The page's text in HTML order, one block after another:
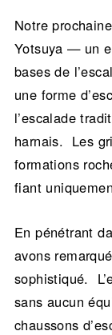
Notre
Yotsuya — un
bases de
une forme
l’escalade
harnais. Les
formations
fiant
En pénétrant
avons
sophistiqué.
sans aucun
chaussons